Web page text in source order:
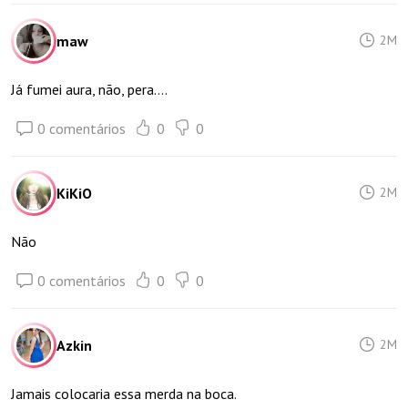
maw 2M
Já fumei aura, não, pera....
0 comentários 0 0
KiKiO 2M
Não
0 comentários 0 0
Azkin 2M
Jamais colocaria essa merda na boca.